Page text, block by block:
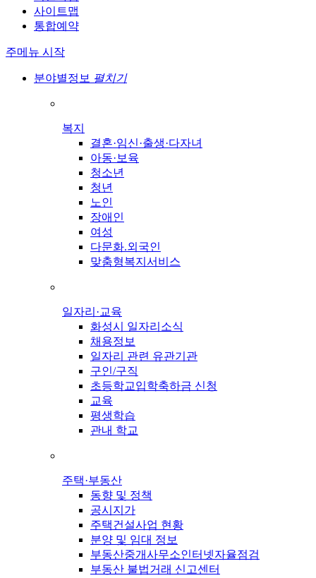
사이트맵
통합예약
주메뉴 시작
분야별정보 펼치기
복지
결혼·임신·출생·다자녀
아동·보육
청소년
청년
노인
장애인
여성
다문화.외국인
맞춤형복지서비스
일자리·교육
화성시 일자리소식
채용정보
일자리 관련 유관기관
구인/구직
초등학교입학축하금 신청
교육
평생학습
관내 학교
주택·부동산
동향 및 정책
공시지가
주택건설사업 현황
분양 및 임대 정보
부동산중개사무소인터넷자율점검
부동산 불법거래 신고센터